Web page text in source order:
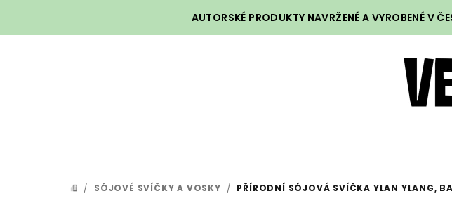
AUTORSKÉ PRODUKTY NAVRŽENÉ A VYROBENÉ V
DOMŮ
/ SÓJOVÉ SVÍČKY A VOSKY / PŘÍRODNÍ SÓJOVÁ SVÍČKA YLAN YLANG,